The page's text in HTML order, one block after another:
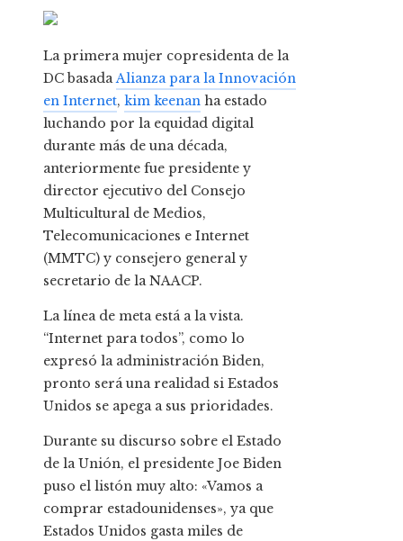
La primera mujer copresidenta de la
DC basadaAlianza para la Innovación
en Internet, kim keenan ha estado
luchando por la equidad digital
durante más de una década,
anteriormente fue presidente y
director ejecutivo del Consejo
Multicultural de Medios,
Telecomunicaciones e Internet
(MMTC) y consejero general y
secretario de la NAACP.
La línea de meta está a la vista.
“Internet para todos”, como lo
expresó la administración Biden,
pronto será una realidad si Estados
Unidos se apega a sus prioridades.
Durante su discurso sobre el Estado
de la Unión, el presidente Joe Biden
puso el listón muy alto: «Vamos a
comprar estadounidenses», ya que
Estados Unidos gasta miles de